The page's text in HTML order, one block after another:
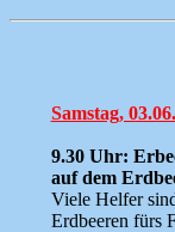
Samstag,
9.30 Uhr:
auf dem
Viele Helfer
Erdbeeren fürs